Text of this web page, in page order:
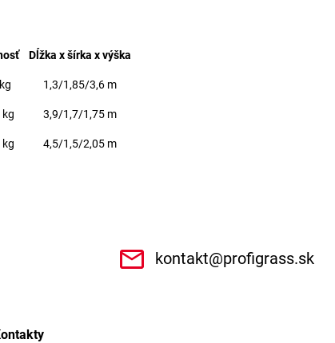
Dĺžka x šírka x výška
1,3/1,85/3,6 m
kg 3,9/1,7/1,75 m
kg 4,5/1,5/2,05 m
kontakt@profigrass.sk